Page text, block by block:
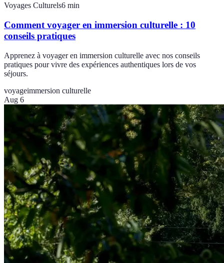
Voyages Culturels6 min
Comment voyager en immersion culturelle : 10
conseils pratiques
Apprenez à voyager en immersion culturelle avec nos conseils
pratiques pour vivre des expériences authentiques lors de vos
séjours.
voyageimmersion culturelle
Aug 6